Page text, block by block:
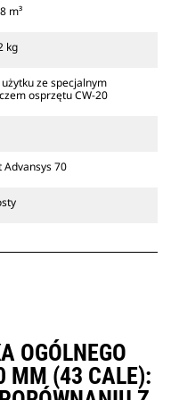
operatora.
z gąsienicowymi
Dostępne są
CW
Specjalne złącza CW
m³
kg
użytku ze specjalnym
osprzętu CW-20
Advansys 70
OGÓLNEGO
MM (43 CALE):